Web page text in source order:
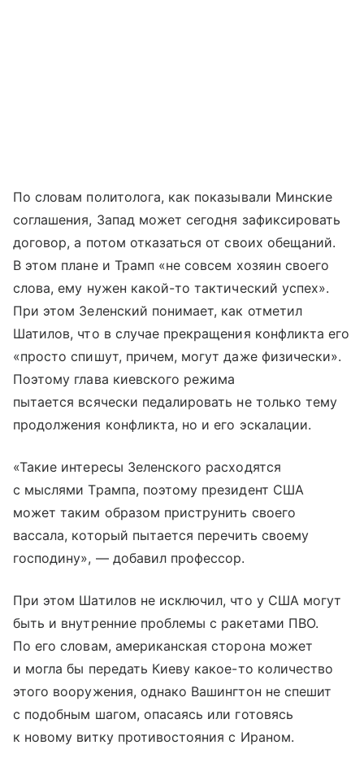
По словам политолога, как показывали Минские
соглашения, Запад может сегодня зафиксировать
договор, а потом отказаться от своих обещаний.
В этом плане и Трамп «не совсем хозяин своего
слова, ему нужен какой-то тактический успех».
При этом Зеленский понимает, как отметил
Шатилов, что в случае прекращения конфликта его
«просто спишут, причем, могут даже физически».
Поэтому глава киевского режима
пытается всячески педалировать не только тему
продолжения конфликта, но и его эскалации.
«Такие интересы Зеленского расходятся
с мыслями Трампа, поэтому президент США
может таким образом приструнить своего
вассала, который пытается перечить своему
господину», — добавил профессор.
При этом Шатилов не исключил, что у США могут
быть и внутренние проблемы с ракетами ПВО.
По его словам, американская сторона может
и могла бы передать Киеву какое-то количество
этого вооружения, однако Вашингтон не спешит
с подобным шагом, опасаясь или готовясь
к новому витку противостояния с Ираном.